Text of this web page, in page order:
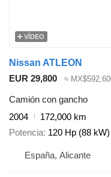
VÍDEO
Nissan ATLEON
EUR 29,800
≈
Camión con gancho
2004
172,000 km
Potencia 120 Hp (88 kW)
España, Alicante